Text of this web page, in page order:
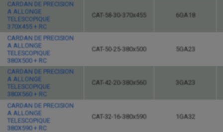
CARDAN DE PRECISION
A ALLONGE
TELESCOPIQUE
370X455 + RC
CAT-58-30-370x455 6GA18
CARDAN DE PRECISION
A ALLONGE
TELESCOPIQUE
380X500 + RC
CAT-50-25-380x500 5GA23
CARDAN DE PRECISION
A ALLONGE
TELESCOPIQUE
380X560 + RC
CAT-42-20-380x560 3GA23
CARDAN DE PRECISION
A ALLONGE
TELESCOPIQUE
380X590 + RC
CAT-32-16-380x590 1GA32